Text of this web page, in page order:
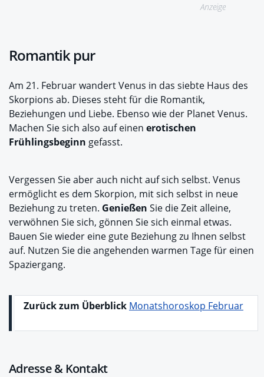
Anzeige
Romantik pur
Am 21. Februar wandert Venus in das siebte Haus des
Skorpions ab. Dieses steht für die Romantik,
Beziehungen und Liebe. Ebenso wie der Planet Venus.
Machen Sie sich also auf einen erotischen
Frühlingsbeginn gefasst.
Vergessen Sie aber auch nicht auf sich selbst. Venus
ermöglicht es dem Skorpion, mit sich selbst in neue
Beziehung zu treten. Genießen Sie die Zeit alleine,
verwöhnen Sie sich, gönnen Sie sich einmal etwas.
Bauen Sie wieder eine gute Beziehung zu Ihnen selbst
auf. Nutzen Sie die angehenden warmen Tage für einen
Spaziergang.
Zurück zum Überblick Monatshoroskop Februar
Adresse & Kontakt